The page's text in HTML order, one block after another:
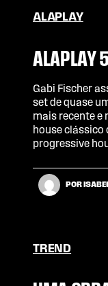
ALAPLAY
ALAPLAY
Gabi Fischer
set de quase
mais recente e
house clássico
progressive
POR
TREND